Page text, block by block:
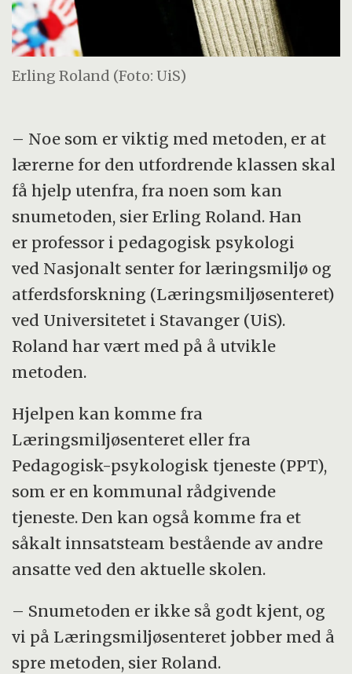
Erling Roland (Foto: UiS)
– Noe som er viktig med metoden, er at
lærerne for den utfordrende klassen skal
få hjelp utenfra, fra noen som kan
snumetoden, sier Erling Roland. Han
er professor i pedagogisk psykologi
ved Nasjonalt senter for læringsmiljø og
atferdsforskning (Læringsmiljøsenteret)
ved Universitetet i Stavanger (UiS).
Roland har vært med på å utvikle
metoden.
Hjelpen kan komme fra
Læringsmiljøsenteret eller fra
Pedagogisk-psykologisk tjeneste (PPT),
som er en kommunal rådgivende
tjeneste. Den kan også komme fra et
såkalt innsatsteam bestående av andre
ansatte ved den aktuelle skolen.
– Snumetoden er ikke så godt kjent, og
vi på Læringsmiljøsenteret jobber med å
spre metoden, sier Roland.